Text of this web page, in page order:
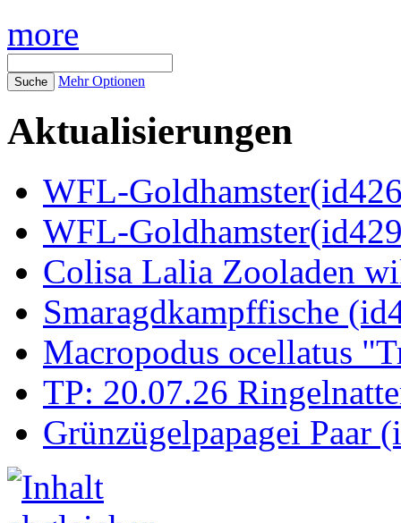
more
Mehr Optionen
Aktualisierungen
WFL-
WFL-
Colisa Lalia Zooladen
Smaragdkampffische
Macropodus ocellatus
TP: 20.07.26
Grünzügelpapagei Paar